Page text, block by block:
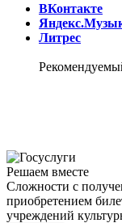
ВКонтакте
Литрес
Решаем вместе
Сложности с
приобретением
учреждений